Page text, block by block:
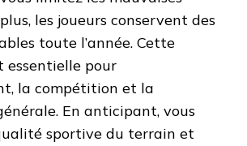
les joueurs conservent des
toute l’année. Cette
essentielle pour
la compétition et la
En anticipant, vous
sportive du terrain et